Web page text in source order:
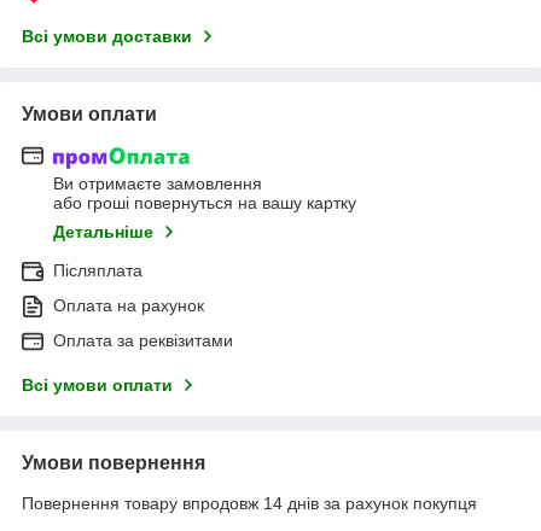
Всі умови доставки
Умови оплати
Ви отримаєте замовлення
або гроші повернуться на вашу картку
Детальніше
Післяплата
Оплата на рахунок
Оплата за реквізитами
Всі умови оплати
Умови повернення
Повернення товару впродовж 14 днів за рахунок покупця